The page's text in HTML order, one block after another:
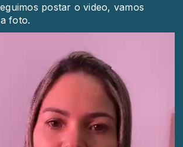
postar o video, vamos
foto.